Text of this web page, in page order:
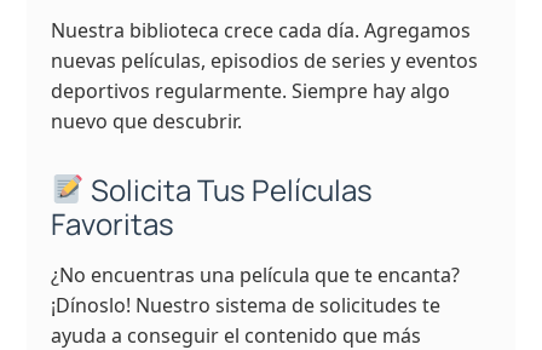
Nuestra biblioteca crece cada día. Agregamos
nuevas películas, episodios de series y eventos
deportivos regularmente. Siempre hay algo
nuevo que descubrir.
Solicita Tus Películas
Favoritas
¿No encuentras una película que te encanta?
¡Dínoslo! Nuestro sistema de solicitudes te
ayuda a conseguir el contenido que más